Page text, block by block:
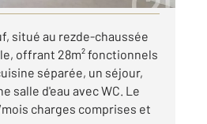
situé au rezde-chaussée
offrant 28m² fonctionnels
séparée, un séjour,
salle d'eau avec WC. Le
charges comprises et